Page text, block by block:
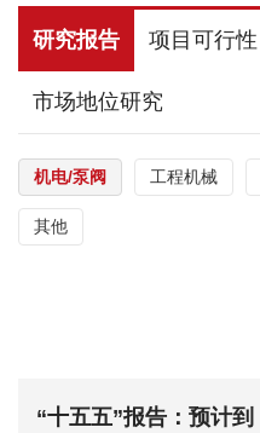
研究报告 项目可行性
市场地位研究
机电/泵阀 工程机械
其他
“十五五”报告：预计到